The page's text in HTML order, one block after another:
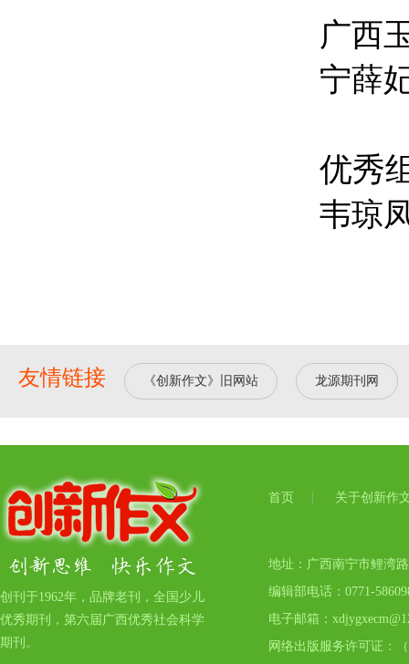
广西
宁薛
优秀
韦琼
友情链接 《创新作文》旧网站 龙源期刊网
创刊于1962年，品牌老刊，全国少儿
优秀期刊，第六届广西优秀社会科学
期刊。
首页 关于创新作
地址：广西南宁市鲤湾
编辑部电话：0771-
电子邮箱：
网络出版服务许可证：